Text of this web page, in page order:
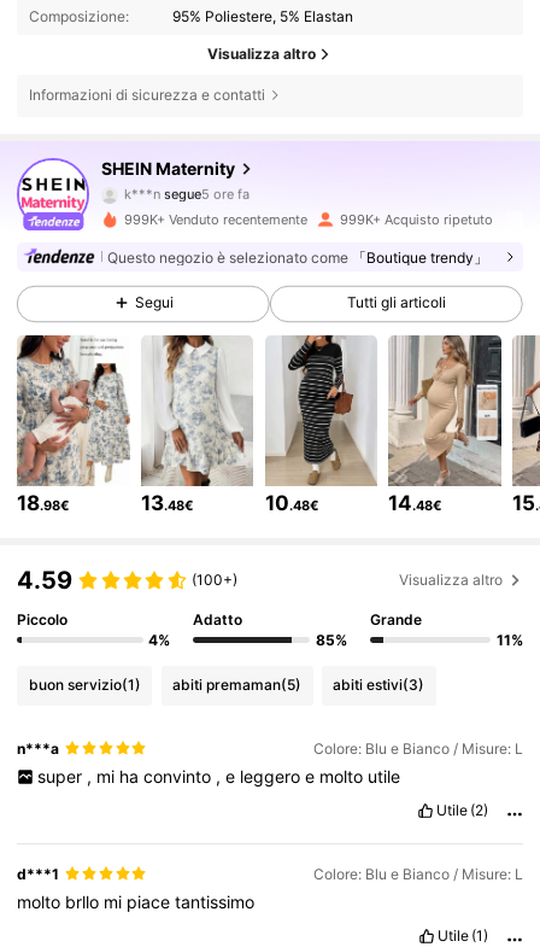
Composizione:
95% Poliestere, 5% Elastan
Visualizza altro
Informazioni di sicurezza e contatti
SHEIN Maternity
k***nsegue 5 ore fa
l***2sta navigando
4.79
481K Follower
4.79 481K Follower
4.79 481K Follower
4.79 481K Follower
481K Follower
481K Follower
4.79 481K Follower
999K+ Venduto recentemente 999K+ Acquisto ripetuto
Questo negozio è selezionato come 「Boutique trendy」
Segui Tutti gli articoli
18.98€ 13.48€ 10.48€ 14.48€ 15
4.59 (100+) Visualizza altro
Piccolo
4%
Adatto
85%
Grande
11%
buon servizio(1) abiti premaman(5) abiti estivi(3)
n***a Colore: Blu e Bianco / Misure: L
super , mi ha convinto , e leggero e molto utile
Utile (2)
d***1 Colore: Blu e Bianco / Misure: L
molto brllo mi piacetantissimo
Utile (1)